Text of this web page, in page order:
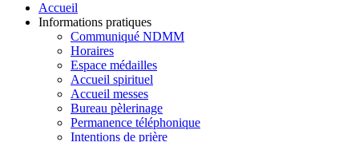
Accueil
Informations pratiques
Communiqué NDMM
Horaires
Espace médailles
Accueil spirituel
Accueil messes
Bureau pèlerinage
Permanence téléphonique
Intentions de prière